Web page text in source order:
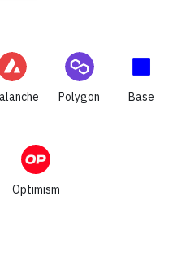
Polygon Base
Optimism